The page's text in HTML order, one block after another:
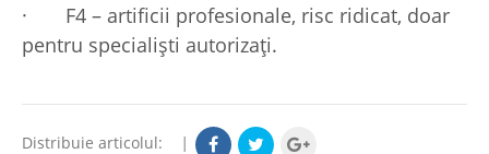
·
F4 – artificii profesionale, risc ridicat, doar
pentru specialiști autorizați.
Distribuie articolul: |